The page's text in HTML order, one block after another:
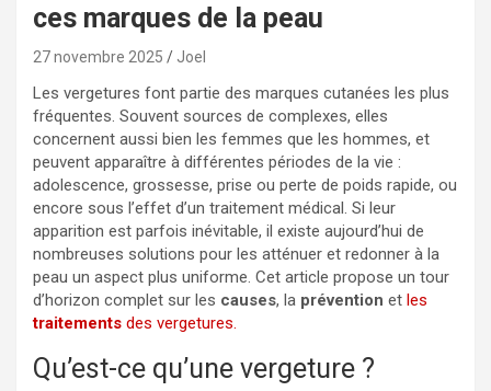
ces marques de la peau
27 novembre 2025 Joel
Les vergetures font partie des marques cutanées les plus
fréquentes. Souvent sources de complexes, elles
concernent aussi bien les femmes que les hommes, et
peuvent apparaître à différentes périodes de la vie :
adolescence, grossesse, prise ou perte de poids rapide, ou
encore sous l’effet d’un traitement médical. Si leur
apparition est parfois inévitable, il existe aujourd’hui de
nombreuses solutions pour les atténuer et redonner à la
peau un aspect plus uniforme. Cet article propose un tour
d’horizon complet sur les causes, la prévention et les
traitements des vergetures.
Qu’est-ce qu’une vergeture ?